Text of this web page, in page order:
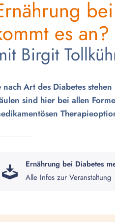
es an?
Birgit
nach Art des Diabetes
sind hier bei allen
Ernährung bei Diabetes
Alle Infos zur Veranstaltung